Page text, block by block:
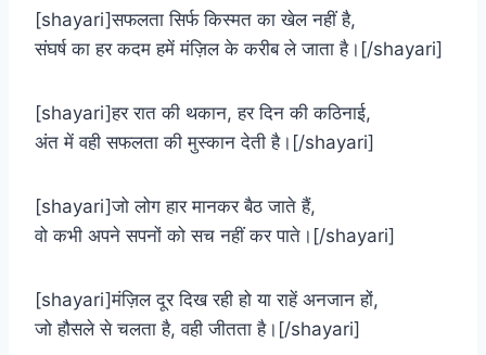
[shayari]सफलता सिर्फ किस्मत का खेल नहीं है,
संघर्ष का हर कदम हमें मंज़िल के करीब ले जाता है।[/shayari]
[shayari]हर रात की थकान, हर दिन की कठिनाई,
अंत में वही सफलता की मुस्कान देती है।[/shayari]
[shayari]जो लोग हार मानकर बैठ जाते हैं,
वो कभी अपने सपनों को सच नहीं कर पाते।[/shayari]
[shayari]मंज़िल दूर दिख रही हो या राहें अनजान हों,
जो हौसले से चलता है, वही जीतता है।[/shayari]